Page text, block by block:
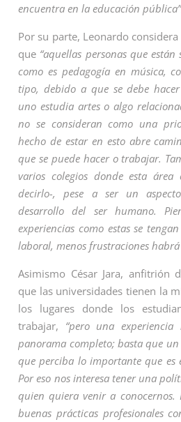
encuentra en la educación
Por su parte, Leonardo
que “aquellas personas que
como es pedagogía en música,
tipo, debido a que se debe
uno estudia artes o algo
no se consideran como una
hecho de estar en esto abre
que se puede hacer o trabajar.
varios colegios donde esta
decirlo-, pese a ser un
desarrollo del ser humano.
experiencias como estas se
laboral, menos frustraciones
Asimismo César Jara, anfitrión
que las universidades tienen la
los lugares donde los
trabajar, “pero una
panorama completo; basta que
que perciba lo importante que es
Por eso nos interesa tener una
quien quiera venir a conocernos.
buenas prácticas profesionales